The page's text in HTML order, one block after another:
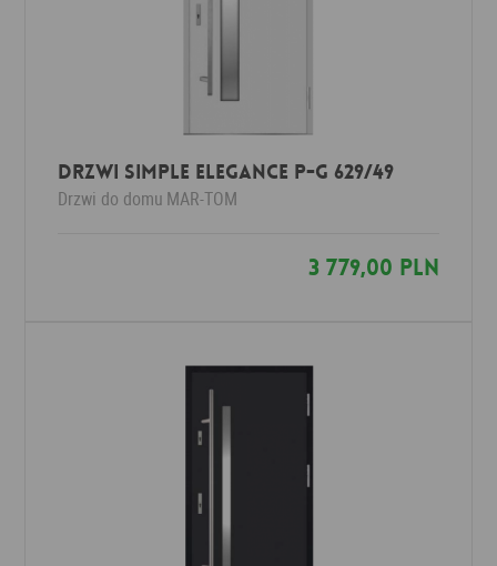
Drzwi Simple Elegance P-G 629/49
Drzwi do domu MAR-TOM
3 779,00 PLN